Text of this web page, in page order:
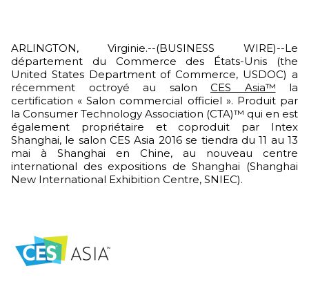
ARLINGTON, Virginie.--(BUSINESS WIRE)--Le
département du Commerce des États-Unis (the
United States Department of Commerce, USDOC) a
récemment octroyé au salon CES Asia™ la
certification « Salon commercial officiel ». Produit par
la Consumer Technology Association (CTA)™ qui en est
également propriétaire et coproduit par Intex
Shanghai, le salon CES Asia 2016 se tiendra du 11 au 13
mai à Shanghai en Chine, au nouveau centre
international des expositions de Shanghai (Shanghai
New International Exhibition Centre, SNIEC).